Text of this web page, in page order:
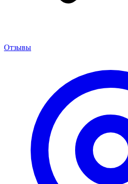
Отзывы